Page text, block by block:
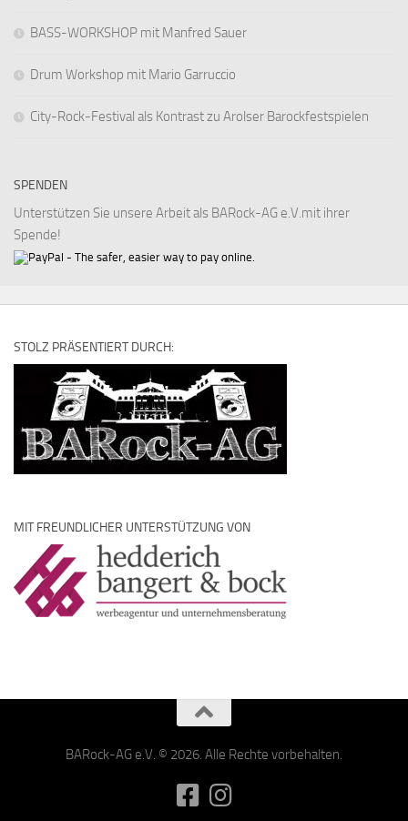
BASS-WORKSHOP mit Manfred Sauer
Drum Workshop mit Mario Garruccio
City-Rock-Festival als Kontrast zu Arolser Barockfestspielen
SPENDEN
Unterstützen Sie unsere Arbeit als BARock-AG e.V.mit ihrer
Spende!
STOLZ PRÄSENTIERT DURCH:
MIT FREUNDLICHER UNTERSTÜTZUNG VON
BARock-AG e.V. © 2026. Alle Rechte vorbehalten.